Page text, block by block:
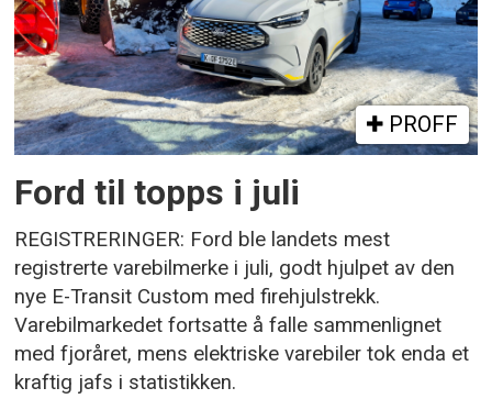
PROFF
Ford til topps i juli
REGISTRERINGER: Ford ble landets mest
registrerte varebilmerke i juli, godt hjulpet av den
nye E-Transit Custom med firehjulstrekk.
Varebilmarkedet fortsatte å falle sammenlignet
med fjoråret, mens elektriske varebiler tok enda et
kraftig jafs i statistikken.